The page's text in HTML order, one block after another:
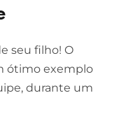
seu filho! O
ótimo exemplo
durante um